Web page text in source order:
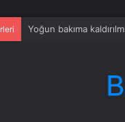
Bursa’da Kurban